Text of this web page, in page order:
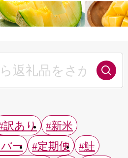
訳あり
#新米
ー
#定期便
#鮭